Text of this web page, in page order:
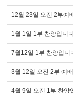
12월 23일 오전 2부예
1월 1일 1부 찬양입니
7월12일 1부 찬양입니
3월 12일 오전 2부 예
4월 9일 오전 1부 찬양